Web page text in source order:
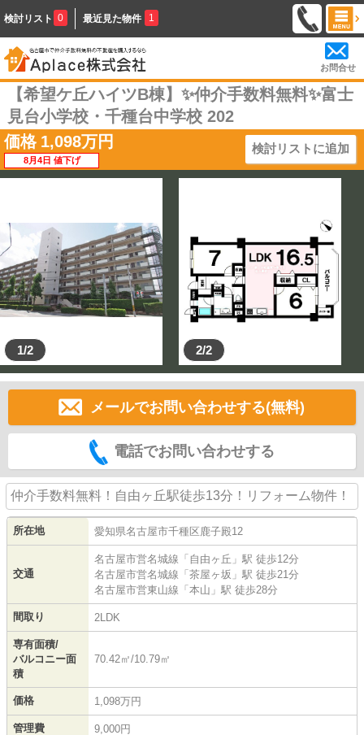
検討リスト 0 最近見た物件 1
お問合せ
【希望ケ丘ハイツB棟】✨️仲介手数料無料✨️富士
見台小学校・千種台中学校 202
価格 1,098万円
8月4日 値下げ
検討リストに追加
1/2 2/2
メールでお問い合わせする(無料)
電話でお問い合わせする
仲介手数料無料！自由ヶ丘駅徒歩13分！リフォーム物件！
所在地 愛知県名古屋市千種区 鹿子殿12
交通
名古屋市営名城線 「 自由ヶ丘 」駅 徒歩12分
名古屋市営名城線 「 茶屋ヶ坂 」駅 徒歩21分
名古屋市営東山線 「 本山 」駅 徒歩28分
間取り 2LDK
専有面積/
バルコニー面
積
70.42㎡/10.79㎡
価格 1,098万円
管理費 9,000円